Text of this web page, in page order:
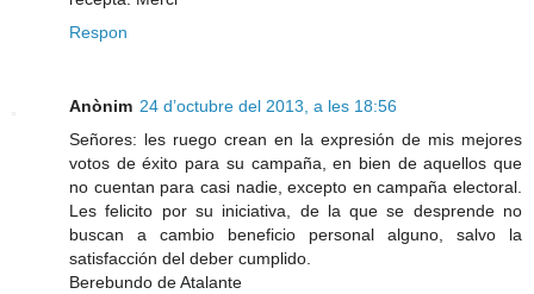
Respon
Anònim 24 d’octubre del 2013, a les 18:56
Señores: les ruego crean en la expresión de mis mejores
votos de éxito para su campaña, en bien de aquellos que
no cuentan para casi nadie, excepto en campaña electoral.
Les felicito por su iniciativa, de la que se desprende no
buscan a cambio beneficio personal alguno, salvo la
satisfacción del deber cumplido.
Berebundo de Atalante